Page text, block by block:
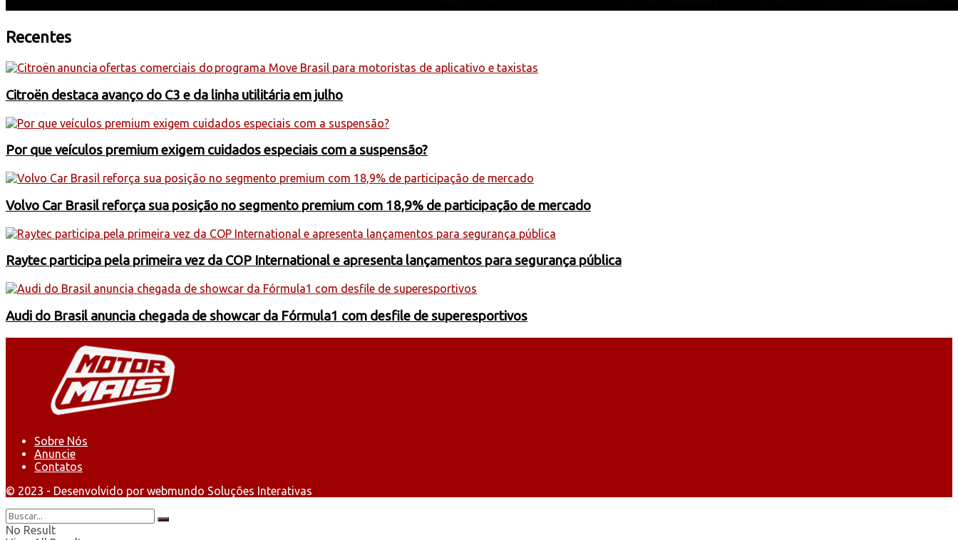
Recentes
Citroën destaca avanço do C3 e da linha utilitária em julho
Por que veículos premium exigem cuidados especiais com a suspensão?
Volvo Car Brasil reforça sua posição no segmento premium com 18,9% de participação de mercado
Raytec participa pela primeira vez da COP International e apresenta lançamentos para segurança pública
Audi do Brasil anuncia chegada de showcar da Fórmula1 com desfile de superesportivos
Sobre Nós
Anuncie
Contatos
© 2023 - Desenvolvido por webmundo Soluções Interativas
No Result